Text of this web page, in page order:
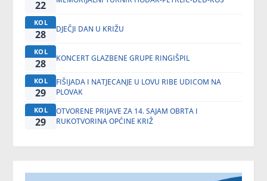
22
KOL
28 DJEČJI DAN U KRIŽU
KOL
28 KONCERT GLAZBENE GRUPE RINGIŠPIL
KOL
29
FIŠIJADA I NATJECANJE U LOVU RIBE UDICOM NA
PLOVAK
KOL
29
OTVORENE PRIJAVE ZA 14. SAJAM OBRTA I
RUKOTVORINA OPĆINE KRIŽ